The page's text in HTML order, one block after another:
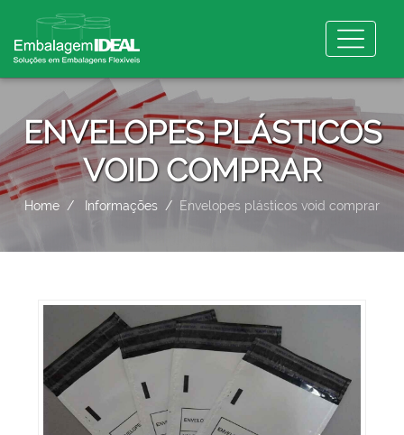
ENVELOPES PLÁSTICOS
VOID COMPRAR
Home Informações Envelopes plásticos void comprar